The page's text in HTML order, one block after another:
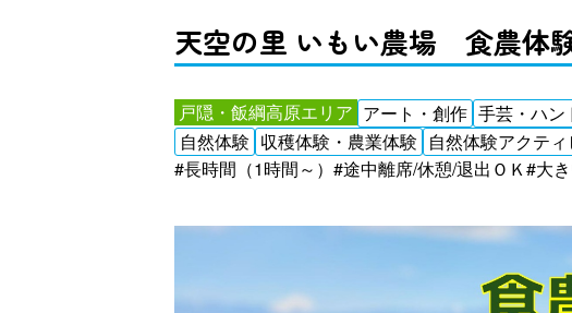
天空の里 いもい農場 食農体
戸隠・飯綱高原エリア アート・創作 手芸・ハン
自然体験 収穫体験・農業体験 自然体験アクティ
#長時間（1時間～） #途中離席/休憩/退出ＯＫ#大